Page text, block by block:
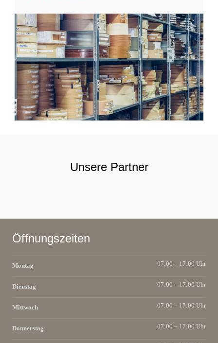
Unsere Partner
Öffnungszeiten
Montag 07:00 – 17:00 Uhr
Dienstag 07:00 – 17:00 Uhr
Mittwoch 07:00 – 17:00 Uhr
Donnerstag 07:00 – 17:00 Uhr